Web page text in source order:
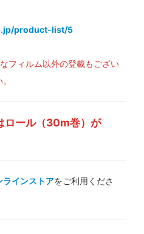
product-list/5
フィルム以外の登載もござい
ロール（30m巻）が
ラインストアをご利用くださ